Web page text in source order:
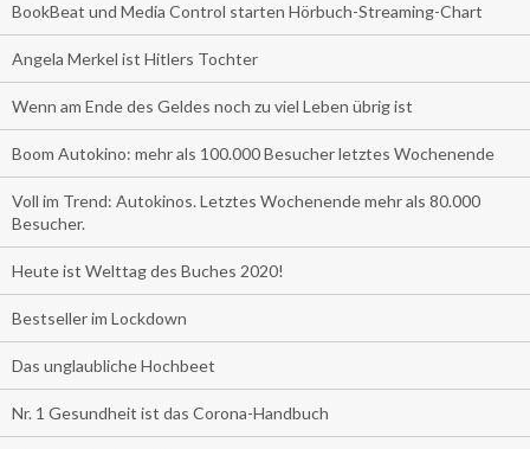
BookBeat und Media Control starten Hörbuch-Streaming-Chart
Angela Merkel ist Hitlers Tochter
Wenn am Ende des Geldes noch zu viel Leben übrig ist
Boom Autokino: mehr als 100.000 Besucher letztes Wochenende
Voll im Trend: Autokinos. Letztes Wochenende mehr als 80.000
Besucher.
Heute ist Welttag des Buches 2020!
Bestseller im Lockdown
Das unglaubliche Hochbeet
Nr. 1 Gesundheit ist das Corona-Handbuch